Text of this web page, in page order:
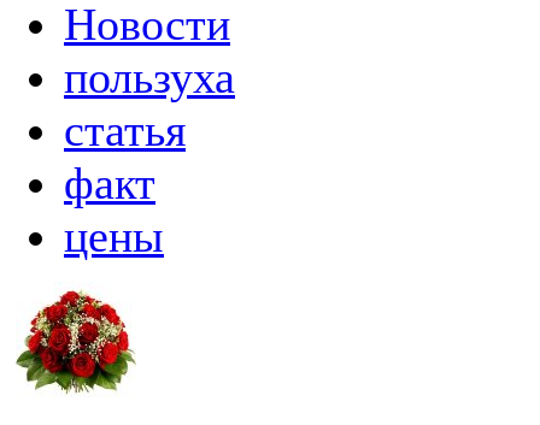
Новости
пользуха
статья
факт
цены